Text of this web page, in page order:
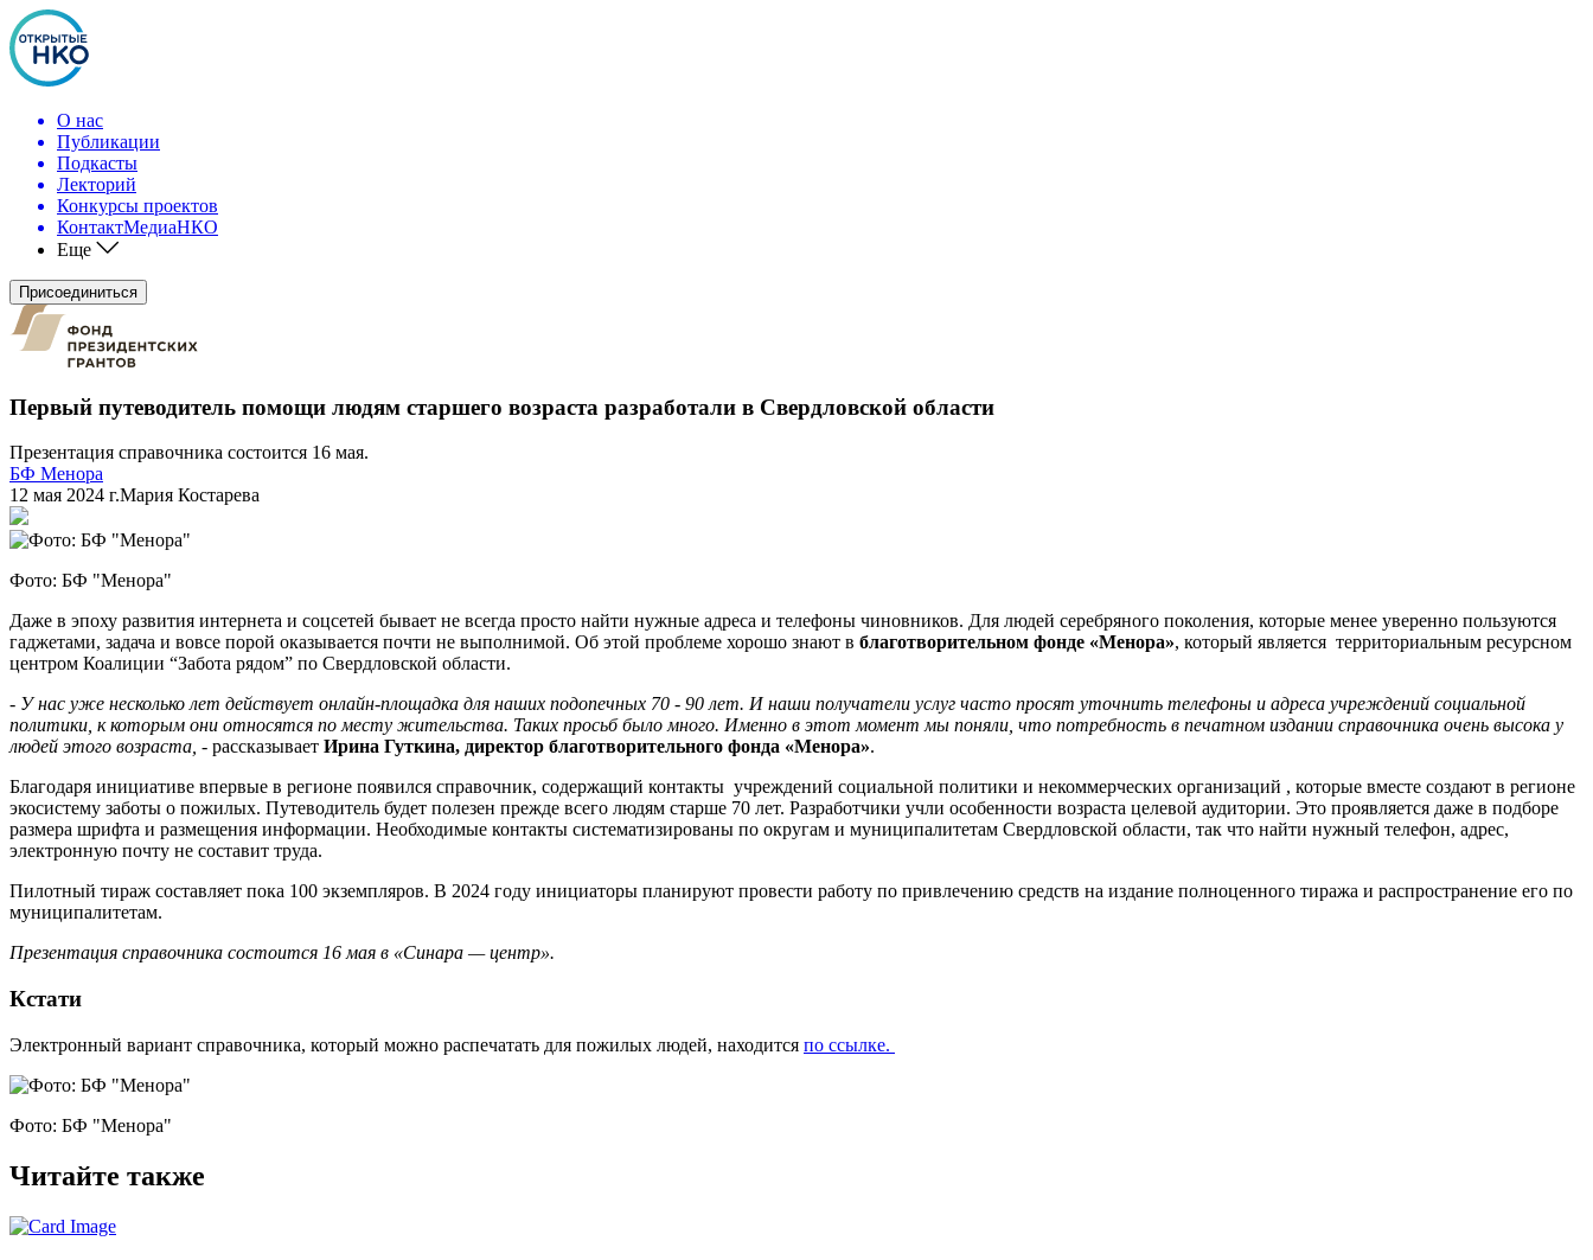
О нас
Публикации
Подкасты
Лекторий
Конкурсы проектов
КонтактМедиаНКО
Еще
Присоединиться
Первый путеводитель помощи людям старшего возраста разработали в Свердловской области
Презентация справочника состоится 16 мая.
БФ Менора
12 мая 2024 г.Мария Костарева
Фото: БФ "Менора"
Даже в эпоху развития интернета и соцсетей бывает не всегда просто найти нужные адреса и телефоны чиновников. Для людей серебряного поколения, которые менее уверенно пользуются
гаджетами, задача и вовсе порой оказывается почти не выполнимой. Об этой проблеме хорошо знают в благотворительном фонде «Менора», который является территориальным ресурсном
центром Коалиции “Забота рядом” по Свердловской области.
- У нас уже несколько лет действует онлайн-площадка для наших подопечных 70 - 90 лет. И наши получатели услуг часто просят уточнить телефоны и адреса учреждений социальной
политики, к которым они относятся по месту жительства. Таких просьб было много. Именно в этот момент мы поняли, что потребность в печатном издании справочника очень высока у
людей этого возраста, - рассказывает Ирина Гуткина, директор благотворительного фонда «Менора».
Благодаря инициативе впервые в регионе появился справочник, содержащий контакты учреждений социальной политики и некоммерческих организаций , которые вместе создают в регионе
экосистему заботы о пожилых. Путеводитель будет полезен прежде всего людям старше 70 лет. Разработчики учли особенности возраста целевой аудитории. Это проявляется даже в подборе
размера шрифта и размещения информации. Необходимые контакты систематизированы по округам и муниципалитетам Свердловской области, так что найти нужный телефон, адрес,
электронную почту не составит труда.
Пилотный тираж составляет пока 100 экземпляров. В 2024 году инициаторы планируют провести работу по привлечению средств на издание полноценного тиража и распространение его по
муниципалитетам.
Презентация справочника состоится 16 мая в «Синара — центр».
Кстати
Электронный вариант справочника, который можно распечатать для пожилых людей, находится по ссылке.
Фото: БФ "Менора"
Читайте также